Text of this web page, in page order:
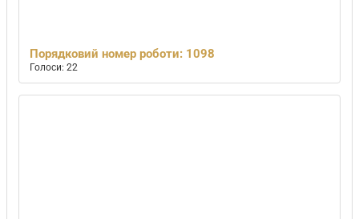
Порядковий номер роботи: 1098
Голоси: 22